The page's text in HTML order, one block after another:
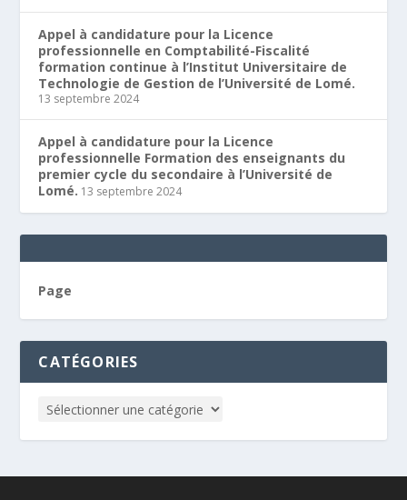
Appel à candidature pour la Licence
professionnelle en Comptabilité-Fiscalité
formation continue à l’Institut Universitaire de
Technologie de Gestion de l’Université de Lomé.
13 septembre 2024
Appel à candidature pour la Licence
professionnelle Formation des enseignants du
premier cycle du secondaire à l’Université de
Lomé. 13 septembre 2024
Page
CATÉGORIES